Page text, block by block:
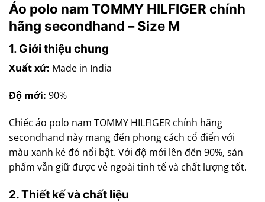
Áo polo nam TOMMY HILFIGER chính
hãng secondhand – Size M
1. Giới thiệu chung
Xuất xứ: Made in India
Độ mới: 90%
Chiếc áo polo nam TOMMY HILFIGER chính hãng
secondhand này mang đến phong cách cổ điển với
màu xanh kẻ đỏ nổi bật. Với độ mới lên đến 90%, sản
phẩm vẫn giữ được vẻ ngoài tinh tế và chất lượng tốt.
2. Thiết kế và chất liệu